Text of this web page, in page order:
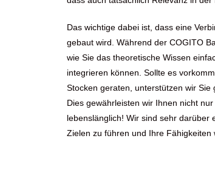
Das wichtige dabei ist, dass eine
gebaut wird. Während der COGITO
wie Sie das theoretische Wissen
integrieren können. Sollte es
Stocken geraten, unterstützen wir Sie
Dies gewährleisten wir Ihnen nicht
lebenslänglich! Wir sind sehr darüber
Zielen zu führen und Ihre Fähigkeiten